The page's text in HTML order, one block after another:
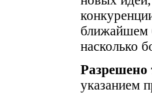
ближайшем
насколько
Разрешено
указанием